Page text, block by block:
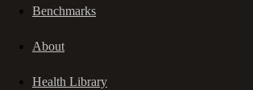
Benchmarks
About
Health Library